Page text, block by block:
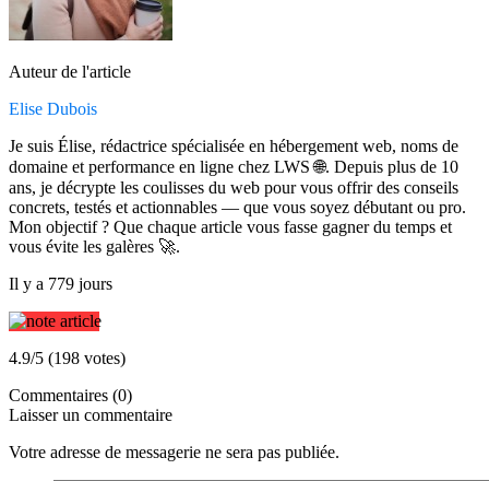
Auteur de l'article
Elise Dubois
Je suis Élise, rédactrice spécialisée en hébergement web, noms de
domaine et performance en ligne chez LWS 🌐. Depuis plus de 10
ans, je décrypte les coulisses du web pour vous offrir des conseils
concrets, testés et actionnables — que vous soyez débutant ou pro.
Mon objectif ? Que chaque article vous fasse gagner du temps et
vous évite les galères 🚀.
Il y a 779 jours
4.9/5 (198 votes)
Commentaires (0)
Laisser un commentaire
Votre adresse de messagerie ne sera pas publiée.